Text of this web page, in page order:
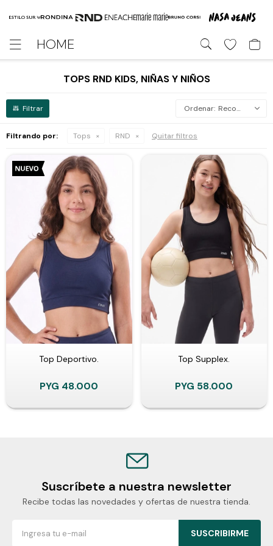
HOME

TOPS RND KIDS, NIÑAS Y NIÑOS
Recomendados
Filtrando por: Tops RND Quitar filtros
Top Deportivo.
PYG 48.000
Top Supplex.
PYG 58.000
Suscríbete a nuestra newsletter
Recibe todas las novedades y ofertas de nuestra tienda.
SUSCRIBIRME